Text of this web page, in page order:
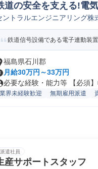
道の安全を支える!電
計
ントラルエンジニアリング株
鉄道信号設備である電子連動装
福島県石川郡
月給30万円～33万円
必要な経験・能力等 【必須
業界未経験歓迎 無期雇用派遣
派遣社員
産サポートスタッフ